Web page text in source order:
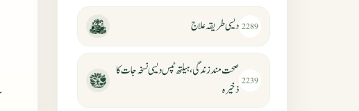
2289 دیسی طریقہ علاج
2239
صحت مند زندگی، ہیلتھ ٹپس دیسی نسخہ جات کا
ذخیرہ